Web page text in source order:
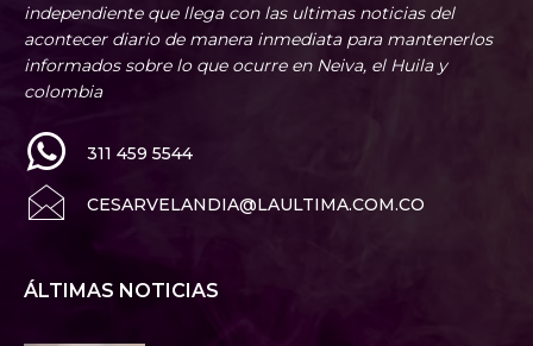
independiente que llega con las ultimas noticias del
acontecer diario de manera inmediata para mantenerlos
informados sobre lo que ocurre en Neiva, el Huila y
colombia
311 459 5544
CESARVELANDIA@LAULTIMA.COM.CO
ÁLTIMAS NOTICIAS